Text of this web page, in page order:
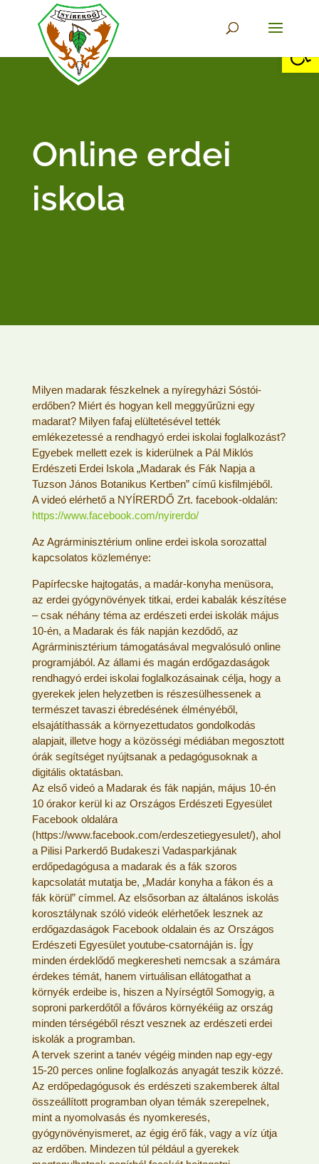
Online erdei
iskola
Milyen madarak fészkelnek a nyíregyházi Sóstói-
erdőben? Miért és hogyan kell meggyűrűzni egy
madarat? Milyen fafaj elültetésével tették
emlékezetessé a rendhagyó erdei iskolai foglalkozást?
Egyebek mellett ezek is kiderülnek a Pál Miklós
Erdészeti Erdei Iskola „Madarak és Fák Napja a
Tuzson János Botanikus Kertben” című kisfilmjéből.
A videó elérhető a NYÍRERDŐ Zrt. facebook-oldalán:
https://www.facebook.com/nyirerdo/
Az Agrárminisztérium online erdei iskola sorozattal
kapcsolatos közleménye:
Papírfecske hajtogatás, a madár-konyha menüsora,
az erdei gyógynövények titkai, erdei kabalák készítése
– csak néhány téma az erdészeti erdei iskolák május
10-én, a Madarak és fák napján kezdődő, az
Agrárminisztérium támogatásával megvalósuló online
programjából. Az állami és magán erdőgazdaságok
rendhagyó erdei iskolai foglalkozásainak célja, hogy a
gyerekek jelen helyzetben is részesülhessenek a
természet tavaszi ébredésének élményéből,
elsajátíthassák a környezettudatos gondolkodás
alapjait, illetve hogy a közösségi médiában megosztott
órák segítséget nyújtsanak a pedagógusoknak a
digitális oktatásban.
Az első videó a Madarak és fák napján, május 10-én
10 órakor kerül ki az Országos Erdészeti Egyesület
Facebook oldalára
(https://www.facebook.com/erdeszetiegyesulet/), ahol
a Pilisi Parkerdő Budakeszi Vadasparkjának
erdőpedagógusa a madarak és a fák szoros
kapcsolatát mutatja be, „Madár konyha a fákon és a
fák körül” címmel. Az elsősorban az általános iskolás
korosztálynak szóló videók elérhetőek lesznek az
erdőgazdaságok Facebook oldalain és az Országos
Erdészeti Egyesület youtube-csatornáján is. Így
minden érdeklődő megkeresheti nemcsak a számára
érdekes témát, hanem virtuálisan ellátogathat a
környék erdeibe is, hiszen a Nyírségtől Somogyig, a
soproni parkerdőtől a főváros környékéiig az ország
minden térségéből részt vesznek az erdészeti erdei
iskolák a programban.
A tervek szerint a tanév végéig minden nap egy-egy
15-20 perces online foglalkozás anyagát teszik közzé.
Az erdőpedagógusok és erdészeti szakemberek által
összeállított programban olyan témák szerepelnek,
mint a nyomolvasás és nyomkeresés,
gyógynövényismeret, az égig érő fák, vagy a víz útja
az erdőben. Mindezen túl például a gyerekek